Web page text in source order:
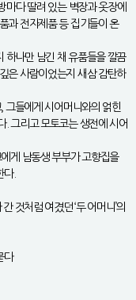
마다 딸려 있는 벽장과 옷장에
과 전자제품 등 집기들이 온
하나만 남긴 채 유품들을 깔끔
은 사람이었는지 새삼 감탄하
그들에게 시어머니와의 얽힌
. 그리고 모토코는 생전에 시어
게 남동생 부부가 고향집을
다.
것처럼 여겼던 ‘두 어머니’의
다